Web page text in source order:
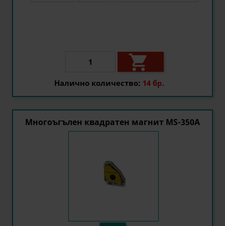

Налично количество: 14 бр.
Многоъгълен квадратен магнит MS-350A